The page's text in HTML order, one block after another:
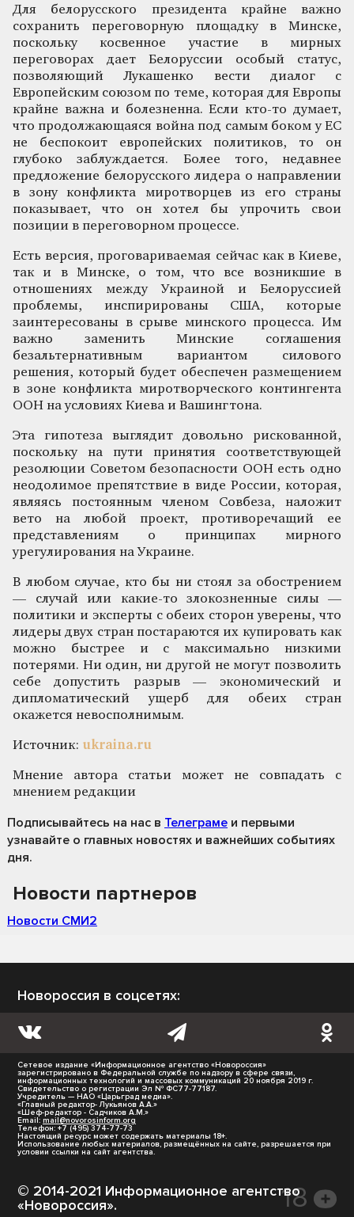
Для белорусского президента крайне важно
сохранить переговорную площадку в Минске,
поскольку косвенное участие в мирных
переговорах дает Белоруссии особый статус,
позволяющий Лукашенко вести диалог с
Европейским союзом по теме, которая для Европы
крайне важна и болезненна. Если кто-то думает,
что продолжающаяся война под самым боком у ЕС
не беспокоит европейских политиков, то он
глубоко заблуждается. Более того, недавнее
предложение белорусского лидера о направлении
в зону конфликта миротворцев из его страны
показывает, что он хотел бы упрочить свои
позиции в переговорном процессе.
Есть версия, проговариваемая сейчас как в Киеве,
так и в Минске, о том, что все возникшие в
отношениях между Украиной и Белоруссией
проблемы, инспирированы США, которые
заинтересованы в срыве минского процесса. Им
важно заменить Минские соглашения
безальтернативным вариантом силового
решения, который будет обеспечен размещением
в зоне конфликта миротворческого контингента
ООН на условиях Киева и Вашингтона.
Эта гипотеза выглядит довольно рискованной,
поскольку на пути принятия соответствующей
резолюции Советом безопасности ООН есть одно
неодолимое препятствие в виде России, которая,
являясь постоянным членом Совбеза, наложит
вето на любой проект, противоречащий ее
представлениям о принципах мирного
урегулирования на Украине.
В любом случае, кто бы ни стоял за обострением
— случай или какие-то злокозненные силы —
политики и эксперты с обеих сторон уверены, что
лидеры двух стран постараются их купировать как
можно быстрее и с максимально низкими
потерями. Ни один, ни другой не могут позволить
себе допустить разрыв — экономический и
дипломатический ущерб для обеих стран
окажется невосполнимым.
Источник: ukraina.ru
Мнение автора статьи может не совпадать с
мнением редакции
Подписывайтесь на нас в Телеграме и первыми
узнавайте о главных новостях и важнейших событиях
дня.
Новости партнеров
Новости СМИ2
Новороссия в соцсетях:
Сетевое издание «Информационное агентство «Новороссия»
зарегистрировано в Федеральной службе по надзору в сфере связи,
информационных технологий и массовых коммуникаций 20 ноября 2019 г.
Свидетельство о регистрации Эл № ФС77-77187.
Учредитель — НАО «Царьград медиа».
«Главный редактор- Лукьянов А.А.»
«Шеф-редактор - Садчиков А.М.»
Email: mail@novorosinform.org
Телефон: +7 (495) 374-77-73
Настоящий ресурс может содержать материалы 18+.
Использование любых материалов, размещённых на сайте, разрешается при
условии ссылки на сайт агентства.
© 2014-2021 Информационное агентство
«Новороссия».